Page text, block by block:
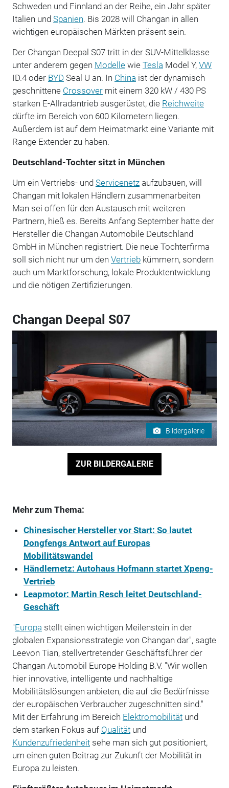
Schweden und Finnland an der Reihe, ein Jahr später
Italien und Spanien. Bis 2028 will Changan in allen
wichtigen europäischen Märkten präsent sein.
Der Changan Deepal S07 tritt in der SUV-Mittelklasse
unter anderem gegen Modellewie Tesla Model Y, VW
ID.4 oder BYD Seal U an. In China ist der dynamisch
geschnittene Crossovermit einem 320 kW / 430 PS
starken E-Allradantrieb ausgerüstet, die Reichweite
dürfte im Bereich von 600 Kilometern liegen.
Außerdem ist auf dem Heimatmarkt eine Variante mit
Range Extender zu haben.
Deutschland-Tochter sitzt in München
Um ein Vertriebs- und Servicenetzaufzubauen, will
Changan mit lokalen Händlern zusammenarbeiten
Man sei offen für den Austausch mit weiteren
Partnern, hieß es. Bereits Anfang September hatte der
Hersteller die Changan Automobile Deutschland
GmbH in München registriert. Die neue Tochterfirma
soll sich nicht nur um den Vertriebkümmern, sondern
auch um Marktforschung, lokale Produktentwicklung
und die nötigen Zertifizierungen.
Changan Deepal S07
Bildergalerie
ZUR BILDERGALERIE
Mehr zum Thema:
Chinesischer Hersteller vor Start: So lautet
Dongfengs Antwort auf Europas
Mobilitätswandel
Händlernetz: Autohaus Hofmann startet Xpeng-
Vertrieb
Leapmotor: Martin Resch leitet Deutschland-
Geschäft
"Europa stellt einen wichtigen Meilenstein in der
globalen Expansionsstrategie von Changan dar", sagte
Leevon Tian, stellvertretender Geschäftsführer der
Changan Automobil Europe Holding B.V. "Wir wollen
hier innovative, intelligente und nachhaltige
Mobilitätslösungen anbieten, die auf die Bedürfnisse
der europäischen Verbraucher zugeschnitten sind."
Mit der Erfahrung im Bereich Elektromobilitätund
dem starken Fokus auf Qualitätund
Kundenzufriedenheitsehe man sich gut positioniert,
um einen guten Beitrag zur Zukunft der Mobilität in
Europa zu leisten.